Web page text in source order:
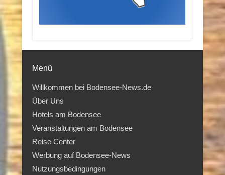
Menü
Willkommen bei Bodensee-News.de
Über Uns
Hotels am Bodensee
Veranstaltungen am Bodensee
Reise Center
Werbung auf Bodensee-News
Nutzungsbedingungen